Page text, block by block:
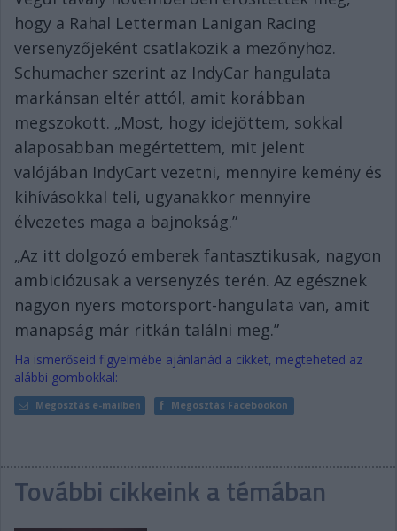
hogy a Rahal Letterman Lanigan Racing
versenyzőjeként csatlakozik a mezőnyhöz.
Schumacher szerint az IndyCar hangulata
markánsan eltér attól, amit korábban
megszokott. „Most, hogy idejöttem, sokkal
alaposabban megértettem, mit jelent
valójában IndyCart vezetni, mennyire kemény és
kihívásokkal teli, ugyanakkor mennyire
élvezetes maga a bajnokság.”
„Az itt dolgozó emberek fantasztikusak, nagyon
ambiciózusak a versenyzés terén. Az egésznek
nagyon nyers motorsport-hangulata van, amit
manapság már ritkán találni meg.”
Ha ismerőseid figyelmébe ajánlanád a cikket, megteheted az
alábbi gombokkal:
Megosztás e-mailben Megosztás Facebookon
További cikkeink a témában